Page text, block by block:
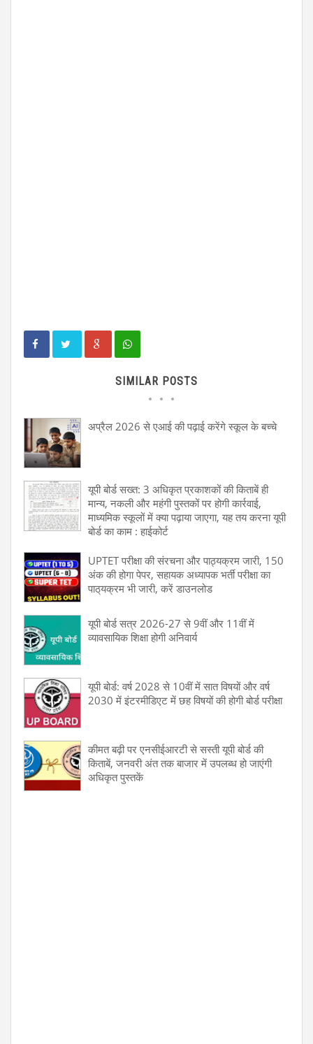
SIMILAR POSTS
अप्रैल 2026 से एआई की पढ़ाई करेंगे स्कूल के बच्चे
यूपी बोर्ड सख्त: 3 अधिकृत प्रकाशकों की किताबें ही
मान्य, नकली और महंगी पुस्तकों पर होगी कार्रवाई,
माध्यमिक स्कूलों में क्या पढ़ाया जाएगा, यह तय करना यूपी
बोर्ड का काम : हाईकोर्ट
UPTET परीक्षा की संरचना और पाठ्यक्रम जारी, 150
अंक की होगा पेपर, सहायक अध्यापक भर्ती परीक्षा का
पाठ्‌यक्रम भी जारी, करें डाउनलोड
यूपी बोर्ड सत्र 2026-27 से 9वीं और 11वीं में
व्यावसायिक शिक्षा होगी अनिवार्य
यूपी बोर्ड: वर्ष 2028 से 10वीं में सात विषयों और वर्ष
2030 में इंटरमीडिएट में छह विषयों की होगी बोर्ड परीक्षा
कीमत बढ़ी पर एनसीईआरटी से सस्ती यूपी बोर्ड की
किताबें, जनवरी अंत तक बाजार में उपलब्ध हो जाएंगी
अधिकृत पुस्तकें